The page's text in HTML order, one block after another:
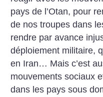
pays de l’Otan, pour
de nos troupes dans
rendre par avance
déploiement militaire,
en Iran… Mais c’est
mouvements sociaux
dans les pays sous